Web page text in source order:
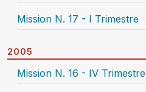
Mission N. 17 - I Trimestre
2005
Mission N. 16 - IV Trimestre